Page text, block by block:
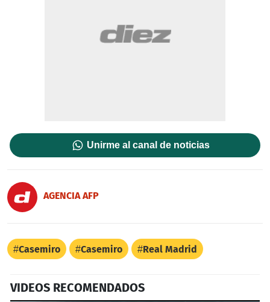
Unirme al canal de noticias
AGENCIA AFP
Casemiro Casemiro Real Madrid
VIDEOS RECOMENDADOS